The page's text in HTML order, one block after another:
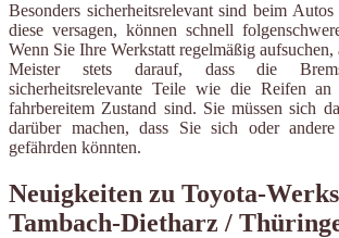
Besonders sicherheitsrelevant sind beim
diese versagen, können schnell
Wenn Sie Ihre Werkstatt regelmäßig aufsuchen,
Meister stets darauf, dass die
sicherheitsrelevante Teile wie die Reifen
fahrbereitem Zustand sind. Sie müssen sich
darüber machen, dass Sie sich oder andere
gefährden könnten.
Neuigkeiten zu Toyota-
Tambach-Dietharz /